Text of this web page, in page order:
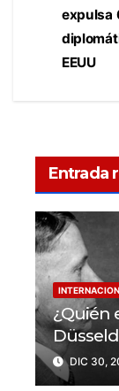
expulsa
EEUU
Entrada
¿Quién
sangre
DIC 30,